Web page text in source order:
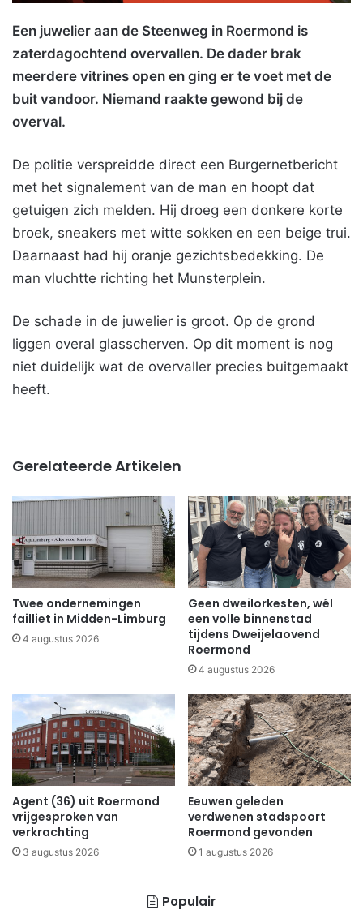
Een juwelier aan de Steenweg in Roermond is
zaterdagochtend overvallen. De dader brak
meerdere vitrines open en ging er te voet met de
buit vandoor. Niemand raakte gewond bij de
overval.
De politie verspreidde direct een Burgernetbericht
met het signalement van de man en hoopt dat
getuigen zich melden. Hij droeg een donkere korte
broek, sneakers met witte sokken en een beige trui.
Daarnaast had hij oranje gezichtsbedekking. De
man vluchtte richting het Munsterplein.
De schade in de juwelier is groot. Op de grond
liggen overal glasscherven. Op dit moment is nog
niet duidelijk wat de overvaller precies buitgemaakt
heeft.
Gerelateerde Artikelen
Twee ondernemingen
failliet in Midden-Limburg
4 augustus 2026
Geen dweilorkesten, wél
een volle binnenstad
tijdens Dweijelaovend
Roermond
4 augustus 2026
Agent (36) uit Roermond
vrijgesproken van
verkrachting
3 augustus 2026
Eeuwen geleden
verdwenen stadspoort
Roermond gevonden
1 augustus 2026
Populair